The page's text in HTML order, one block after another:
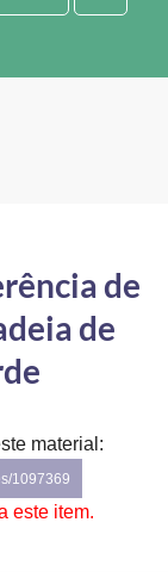
de
de
material:
1097369
este item.